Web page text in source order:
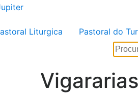
Liturgica Pastoral do
Vigararias